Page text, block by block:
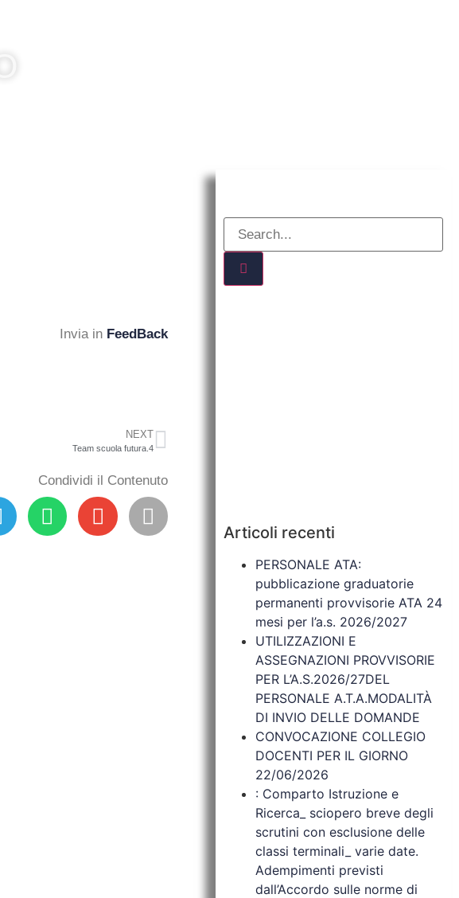
Invia in FeedBack
NEXT
Team scuola futura.4
Condividi il Contenuto
Articoli recenti
PERSONALE ATA:
pubblicazione graduatorie
permanenti provvisorie ATA 24
mesi per l’a.s. 2026/2027
UTILIZZAZIONI E
ASSEGNAZIONI PROVVISORIE
PER L’A.S.2026/27DEL
PERSONALE A.T.A.MODALITÀ
DI INVIO DELLE DOMANDE
CONVOCAZIONE COLLEGIO
DOCENTI PER IL GIORNO
22/06/2026
: Comparto Istruzione e
Ricerca_ sciopero breve degli
scrutini con esclusione delle
classi terminali_ varie date.
Adempimenti previsti
dall’Accordo sulle norme di